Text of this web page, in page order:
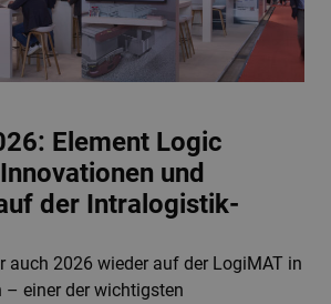
Element Logic
und
der Intralogistik-
auch 2026 wieder auf der LogiMAT in
– einer der wichtigsten